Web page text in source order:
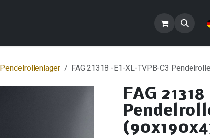
Pendelrollenlager FAG 21318 -E1-XL-TVPB-C3
FAG